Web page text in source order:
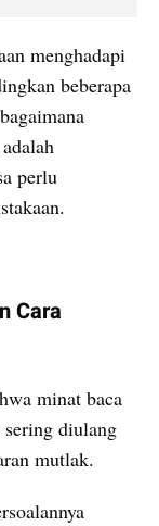
menghadapi
beberapa
perlu
Cara
minat baca
diulang
mutlak.